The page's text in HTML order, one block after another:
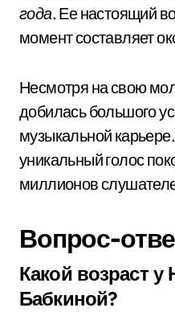
года. Ее настоящий
момент составляет
Несмотря на свою
добилась большого
музыкальной
уникальный голос
миллионов
Вопрос-
Какой возраст
Бабкиной?